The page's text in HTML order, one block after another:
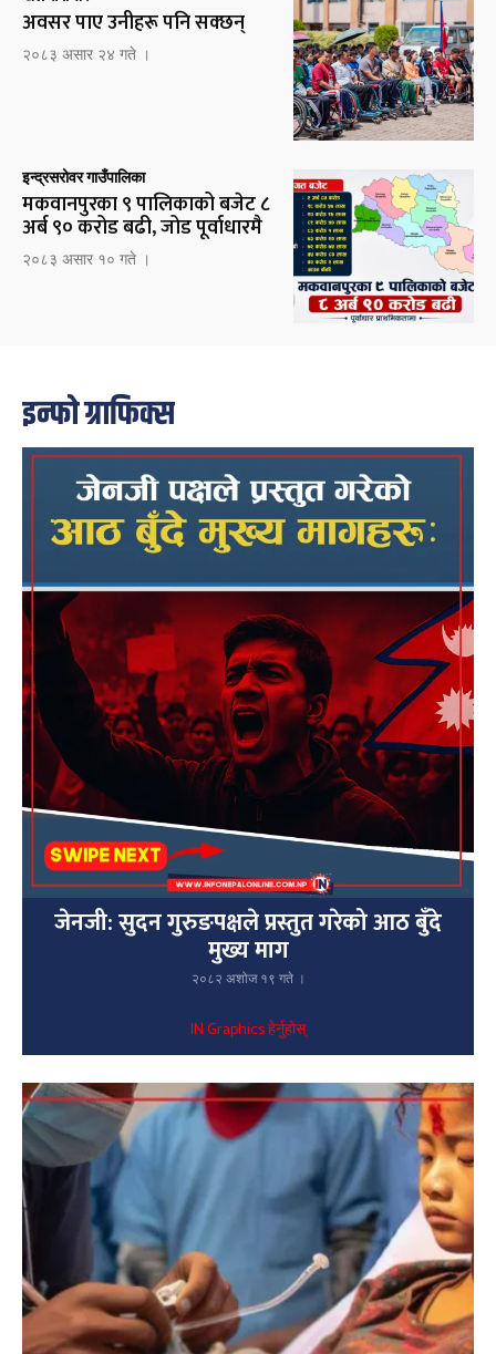
अवसर पाए उनीहरू पनि सक्छन्
२०८३ असार २४ गते ।
इन्द्रसरोवर गाउँपालिका
मकवानपुरका ९ पालिकाको बजेट ८
अर्ब ९० करोड बढी, जोड पूर्वाधारमै
२०८३ असार १० गते ।
इन्फो ग्राफिक्स
जेनजी: सुदन गुरुङपक्षले प्रस्तुत गरेको आठ बुँदे
मुख्य माग
२०८२ अशोज १९ गते ।
IN Graphics हेर्नुहोस्